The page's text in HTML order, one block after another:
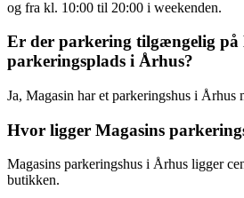
og fra kl. 10:00 til 20:00 i weekenden.
Er der parkering tilgængelig på
parkeringsplads i Århus?
Ja, Magasin har et parkeringshus i Århus
Hvor ligger Magasins
Magasins parkeringshus i Århus ligger
butikken.